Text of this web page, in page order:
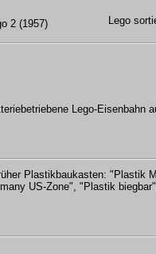
2 (1957) Lego
Lego-Eisenbahn
Plastikbaukasten: "Plastik
US-Zone", "Plastik